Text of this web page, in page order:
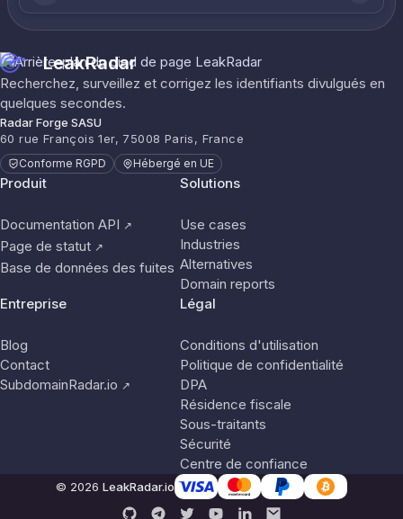
LeakRadar
Recherchez, surveillez et corrigez les identifiants divulgués en
quelques secondes.
Radar Forge SASU
60 rue François 1er, 75008 Paris, France
Conforme RGPD Hébergé en UE
Produit
Documentation API ↗
Page de statut ↗
Base de données des fuites
Solutions
Use cases
Industries
Alternatives
Domain reports
Entreprise
Blog
Contact
SubdomainRadar.io ↗
Légal
Conditions d'utilisation
Politique de confidentialité
DPA
Résidence fiscale
Sous-traitants
Sécurité
Centre de confiance
© 2026 LeakRadar.io